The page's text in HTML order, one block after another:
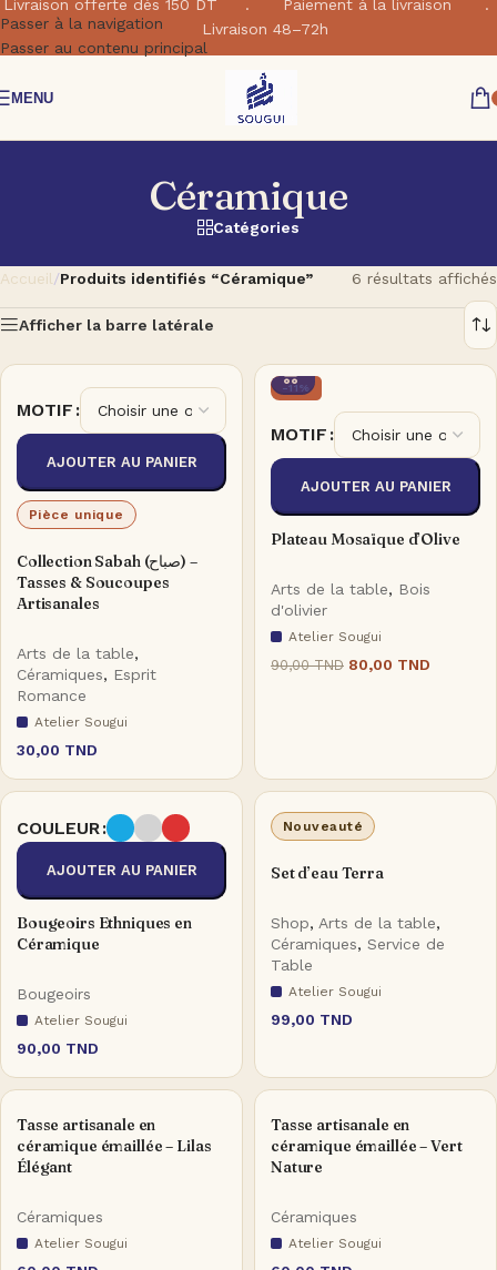
Passer à la navigation
Passer au contenu principal
Livraison offerte dés 150 DT . Paiement à la livraison .
Livraison 48–72h
MENU
Céramique
Catégories
Accueil/Produits identifiés “Céramique” 6 résultats affichés
Afficher la barre latérale
MOTIF
AJOUTER AU PANIER
Pièce unique
Collection Sabah (صباح) –
Tasses & Soucoupes
Artisanales
Arts de la table,
Céramiques, Esprit
Romance
Atelier Sougui
30,00 TND
-11%
MOTIF
AJOUTER AU PANIER
Plateau Mosaïque d’Olive
Arts de la table, Bois
d'olivier
Atelier Sougui
90,00TND 80,00 TND
COULEUR
AJOUTER AU PANIER
Bougeoirs Ethniques en
Céramique
Bougeoirs
Atelier Sougui
90,00 TND
Nouveauté
Set d’eau Terra
Shop, Arts de la table,
Céramiques, Service de
Table
Atelier Sougui
99,00 TND
Tasse artisanale en
céramique émaillée – Lilas
Élégant
Céramiques
Atelier Sougui
Tasse artisanale en
céramique émaillée – Vert
Nature
Céramiques
Atelier Sougui